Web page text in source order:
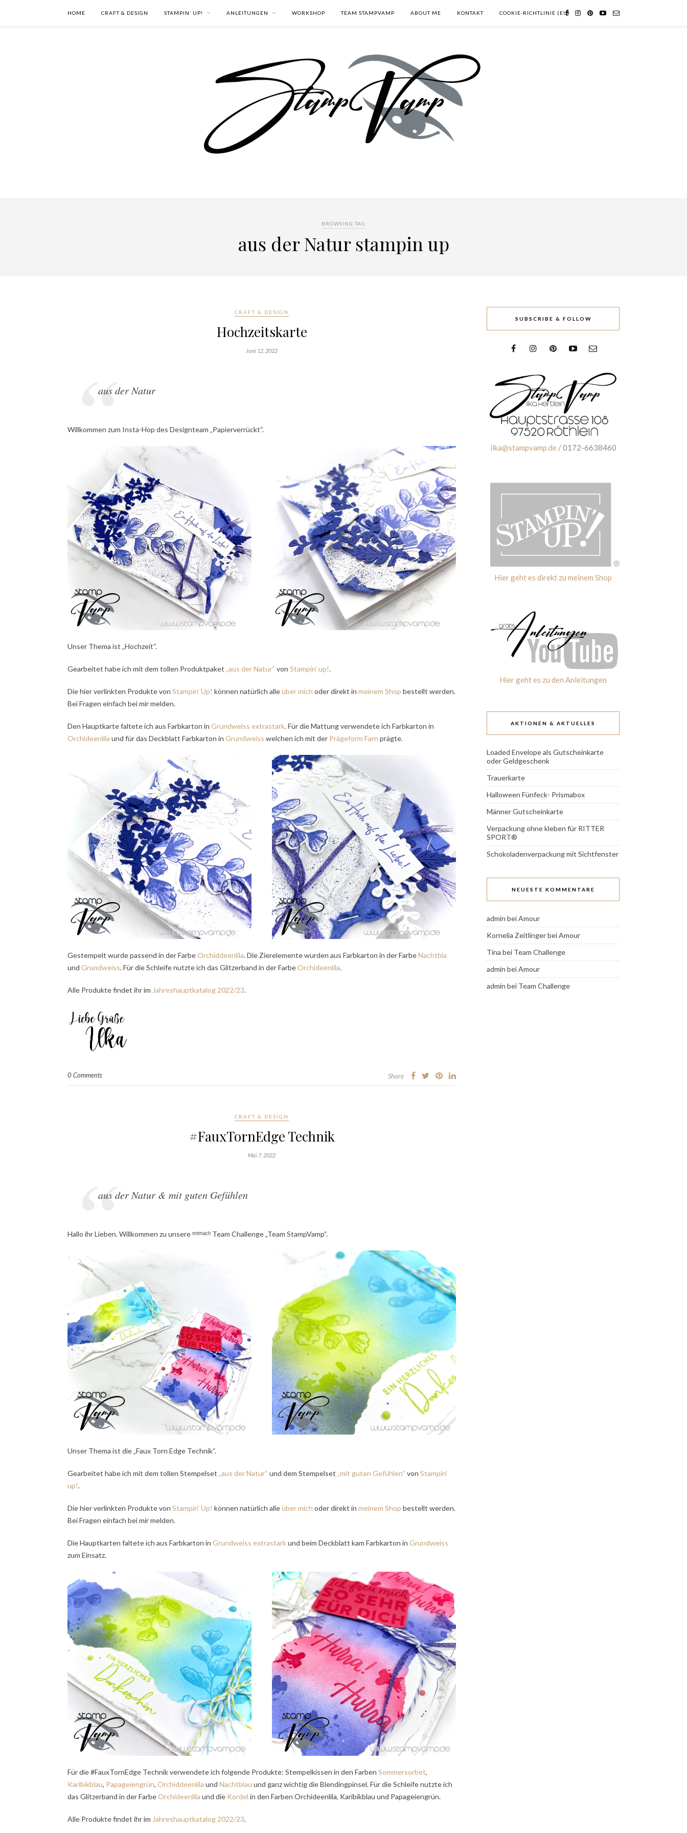
HOME CRAFT & DESIGN STAMPIN’ UP! ANLEITUNGEN WORKSHOP TEAM STAMPVAMP ABOUT ME KONTAKT COOKIE-RICHTLINIE (EU)
BROWSING TAG
aus der Natur stampin up
CRAFT & DESIGN
Hochzeitskarte
Juni 12, 2022
aus der Natur
Willkommen zum Insta-Hop des Designteam „Papierverrückt“.
Unser Thema ist „Hochzeit“.
Gearbeitet habe ich mit dem tollen Produktpaket „aus der Natur“ von Stampin’ up!.
Die hier verlinkten Produkte von Stampin’ Up! können natürlich alleüber mich oder direkt in meinem Shop bestellt werden.
Bei Fragen einfach bei mir melden.
Den Hauptkarte faltete ich aus Farbkarton in Grundweiss extrastark. Für die Mattung verwendete ich Farbkarton in
Orchideenlila und für das Deckblatt Farbkarton in Grundweiss welchen ich mit der Prägeform Farn prägte.
Gestempelt wurde passend in der FarbeOrchiddeenlila. Die Zierelemente wurden aus Farbkarton in der FarbeNachtbla
und Grundweiss. Für die Schleife nutzte ich das Glitzerband in der FarbeOrchideenlila.
Alle Produkte findet ihr im Jahreshauptkatalog 2022/23.
0 Comments Share
CRAFT & DESIGN
#FauxTornEdge Technik
Mai 7, 2022
aus der Natur & mit guten Gefühlen
Hallo ihr Lieben. Willkommen zu unsere ᵐⁱᵗᵐᵃᶜʰ Team Challenge „Team StampVamp“.
Unser Thema ist die „Faux Torn Edge Technik“.
Gearbeitet habe ich mit dem tollen Stempelset „aus der Natur“ und dem Stempelset „mit guten Gefühlen“ von Stampin’
up!.
Die hier verlinkten Produkte von Stampin’ Up! können natürlich alleüber mich oder direkt in meinem Shop bestellt werden.
Bei Fragen einfach bei mir melden.
Die Hauptkarten faltete ich aus Farbkarton in Grundweiss extrastarkund beim Deckblatt kam Farbkarton in Grundweiss
zum Einsatz.
Für die #FauxTornEdge Technik verwendete ich folgende Produkte: Stempelkissen in den Farben Sommersorbet,
Karibikblau, Papageiengrün, Orchiddeenlila und Nachtblau und ganz wichtig die Blendingpinsel. Für die Schleife nutzte ich
das Glitzerband in der FarbeOrchideenlila und die Kordel in den Farben Orchideenlila, Karibikblau und Papageiengrün.
Alle Produkte findet ihr im Jahreshauptkatalog 2022/23.
SUBSCRIBE & FOLLOW
ilka@stampvamp.de/ 0172-6638460
Hier geht es direkt zu meinem Shop
Hier geht es zu den Anleitungen
AKTIONEN & AKTUELLES
Loaded Envelope als Gutscheinkarte
oder Geldgeschenk
Trauerkarte
Halloween Fünfeck- Prismabox
Männer Gutscheinkarte
Verpackung ohne kleben für RITTER
SPORT®
Schokoladenverpackung mit Sichtfenster
NEUESTE KOMMENTARE
admin beiAmour
Kornelia ZeitlingerbeiAmour
Tina bei Team Challenge
admin beiAmour
admin bei Team Challenge